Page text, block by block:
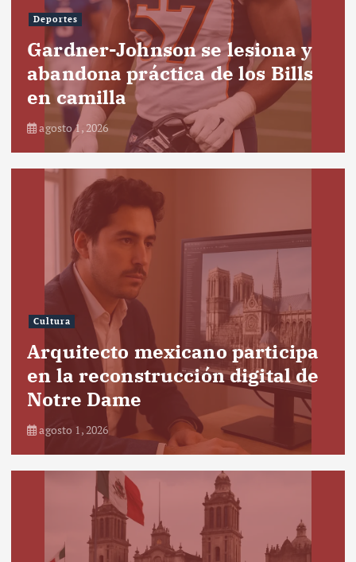
Deportes
Gardner-Johnson se lesiona y
abandona práctica de los Bills
en camilla
agosto 1, 2026
Cultura
Arquitecto mexicano participa
en la reconstrucción digital de
Notre Dame
agosto 1, 2026